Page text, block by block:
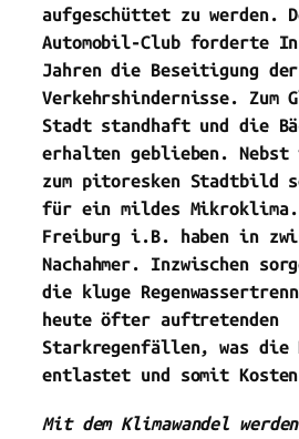
aufgeschüttet zu werden.
Automobil-Club forderte In
Jahren die Beseitigung der
Verkehrshindernisse. Zum
Stadt standhaft und die
erhalten geblieben. Nebst
zum pitoresken Stadtbild
für einmildes Mikroklima.
Freiburg i.B. haben in
Nachahmer. Inzwischen
die kluge
heute öfter auftretenden
Starkregenfällen, was die
entlastet und somit
Mit dem Klimawandel